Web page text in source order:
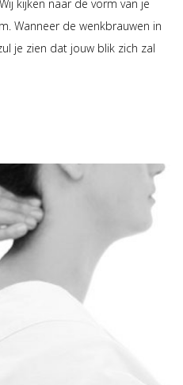
kijken naar de vorm van je
Wanneer de wenkbrauwen in
je zien dat jouw blik zich zal